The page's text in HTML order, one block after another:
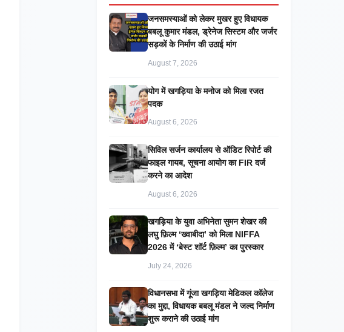
जनसमस्याओं को लेकर मुखर हुए विधायक
बबलू कुमार मंडल, ड्रेनेज सिस्टम और जर्जर
सड़कों के निर्माण की उठाई मांग
August 7, 2026
​योग में खगड़िया के मनोज को मिला रजत
पदक
August 6, 2026
सिविल सर्जन कार्यालय से ऑडिट रिपोर्ट की
फाइल गायब, सूचना आयोग का FIR दर्ज
करने का आदेश
August 6, 2026
खगड़िया के युवा अभिनेता सुमन शेखर की
लघु फ़िल्म ‘ख्वाबीदा’ को मिला NIFFA
2026 में ‘बेस्ट शॉर्ट फ़िल्म’ का पुरस्कार
July 24, 2026
विधानसभा में गूंजा खगड़िया मेडिकल कॉलेज
का मुद्दा, विधायक बबलू मंडल ने जल्द निर्माण
शुरू कराने की उठाई मांग